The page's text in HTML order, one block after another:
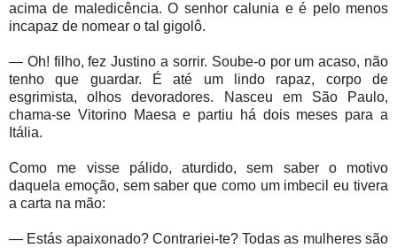
acima de maledicência. O senhor calunia e é pelo menos
incapaz de nomear o tal gigolô.
— Oh! filho, fez Justino a sorrir. Soube-o por um acaso, não
tenho que guardar. É até um lindo rapaz, corpo de
esgrimista, olhos devoradores. Nasceu em São Paulo,
chama-se Vitorino Maesa e partiu há dois meses para a
Itália.
Como me visse pálido, aturdido, sem saber o motivo
daquela emoção, sem saber que como um imbecil eu tivera
a carta na mão:
— Estás apaixonado? Contrariei-te? Todas as mulheres são